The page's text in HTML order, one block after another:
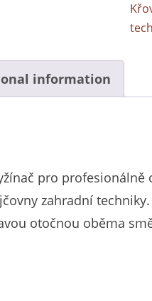
information
pro
zahradní
otočnou oběma